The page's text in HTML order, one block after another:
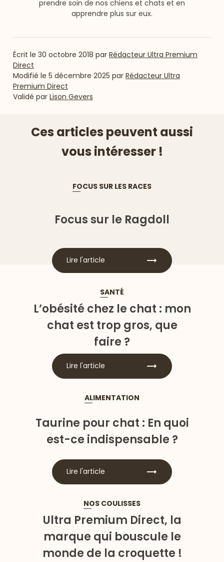
prendre soin de nos chiens et chats et en
apprendre plus sur eux.
Écrit le 30 octobre 2018 par Rédacteur Ultra Premium
Direct
Modifié le 5 décembre 2025 par Rédacteur Ultra
Premium Direct
Validé par Lison Gevers
Ces articles peuvent aussi
vous intéresser !
FOCUS SUR LES RACES
Focus sur le Ragdoll
Lire l'article
SANTÉ
L’obésité chez le chat : mon
chat est trop gros, que
faire ?
Lire l'article
ALIMENTATION
Taurine pour chat : En quoi
est-ce indispensable ?
Lire l'article
NOS COULISSES
Ultra Premium Direct, la
marque qui bouscule le
monde de la croquette !